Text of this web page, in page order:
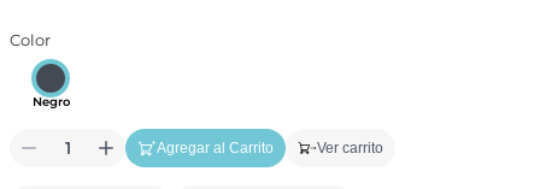
Color
Negro
1 Agregar al Carrito Ver carrito